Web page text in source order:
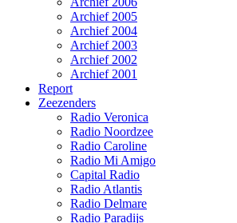
Archief 2005
Archief 2004
Archief 2003
Archief 2002
Archief 2001
Report
Zeezenders
Radio Veronica
Radio Noordzee
Radio Caroline
Radio Mi Amigo
Capital Radio
Radio Atlantis
Radio Delmare
Radio Paradijs